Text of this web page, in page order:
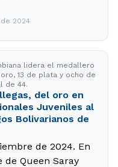
2024
lidera el medallero
13 de plata y ocho de
de 44.
del oro en
Juveniles al
Bolivarianos de
de 2024. En
de Queen Saray